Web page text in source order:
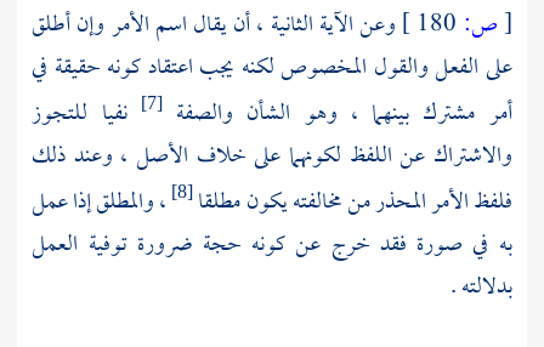
[ص:
وعن الآية الثانية ، أن يقال اسم الأمر وإن أطلق
على الفعل والقول المخصوص لكنه يجب اعتقاد كونه حقيقة في
أمر مشترك بينهما ، وهو الشأن والصفة[7]
نفيا للتجوز
والاشتراك عن اللفظ لكونهما على خلاف الأصل ، وعند ذلك
فلفظ الأمر المحذر من مخالفته يكون مطلقا [8]
، والمطلق إذا عمل
به في صورة فقد خرج عن كونه حجة ضرورة توفية العمل
بدلالته .